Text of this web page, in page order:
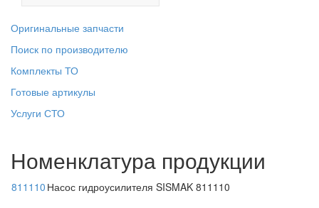
Оригинальные запчасти
Поиск по производителю
Комплекты ТО
Готовые артикулы
Услуги СТО
Номенклатура продукции
811110 Насос гидроусилителя SISMAK 811110